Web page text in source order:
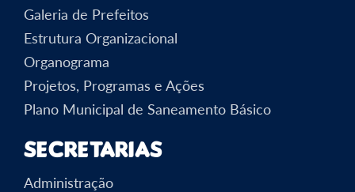
Galeria de Prefeitos
Estrutura Organizacional
Organograma
Projetos, Programas e Ações
Plano Municipal de Saneamento Básico
Secretarias
Administração